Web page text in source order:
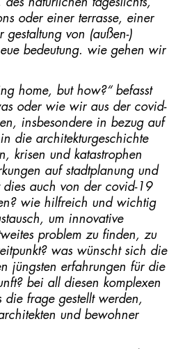
natürlichen tageslichts,
oder einer terrasse, einer
von (außen-)
bedeutung. wie gehen wir
home, but how?“ befasst
oder wie wir aus der covid-
insbesondere in bezug auf
die architekturgeschichte
krisen und katastrophen
auf stadtplanung und
dies auch von der covid-19
wie hilfreich und wichtig
um innovative
problem zu finden, zu
was wünscht sich die
jüngsten erfahrungen für die
bei all diesen komplexen
die frage gestellt werden,
und bewohner